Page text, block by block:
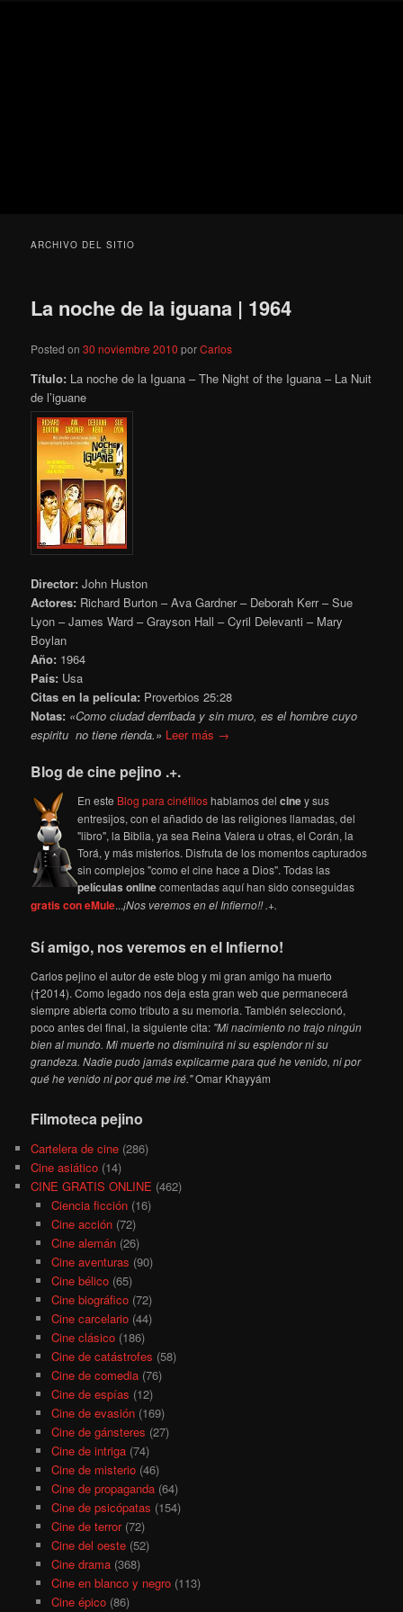
ARCHIVO DEL SITIO
La noche de la iguana | 1964
Posted on30 noviembre 2010 porCarlos
Título: La noche de la Iguana – The Night of the Iguana – La Nuit
de l’iguane
Director: John Huston
Actores: Richard Burton – Ava Gardner – Deborah Kerr – Sue
Lyon – James Ward – Grayson Hall – Cyril Delevanti – Mary
Boylan
Año: 1964
País: Usa
Citas en la película: Proverbios 25:28
Notas: «Como ciudad derribada y sin muro, es el hombre cuyo
espiritu no tiene rienda.» Leer más →
Blog de cine pejino .+.
En este Blog para cinéfiloshablamos delciney sus
entresijos, con el añadido de las religiones llamadas, del
"libro", la Biblia, ya sea Reina Valera u otras, el Corán, la
Torá, y más misterios. Disfruta de los momentos capturados
sin complejos "como el cine hace a Dios". Todas las
películas onlinecomentadas aquí han sido conseguidas
gratis con eMule...¡Nos veremos en el Infierno!! .+.
Sí amigo, nos veremos en el Infierno!
Carlos pejino el autor de este blog y mi gran amigo ha muerto
(†2014). Como legado nos deja esta gran web que permanecerá
siempre abierta como tributo a su memoria. También seleccionó,
poco antes del final, la siguiente cita: "Mi nacimiento no trajo ningún
bien al mundo. Mi muerte no disminuirá ni su esplendor ni su
grandeza. Nadie pudo jamás explicarme para qué he venido, ni por
qué he venido ni por qué me iré."Omar Khayyám
Filmoteca pejino
Cartelera de cine (286)
Cine asiático (14)
CINE GRATIS ONLINE (462)
Ciencia ficción(16)
Cine acción(72)
Cine alemán(26)
Cine aventuras (90)
Cine bélico(65)
Cine biográfico(72)
Cine carcelario(44)
Cine clásico(186)
Cine de catástrofes (58)
Cine de comedia(76)
Cine de espías (12)
Cine de evasión(169)
Cine de gánsteres (27)
Cine de intriga(74)
Cine de misterio(46)
Cine de propaganda(64)
Cine de psicópatas (154)
Cine de terror(72)
Cine del oeste(52)
Cine drama(368)
Cine en blanco y negro(113)
Cine épico(86)